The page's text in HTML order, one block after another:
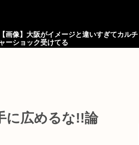
【画像】大阪がイメージと違いすぎてカルチ
ャーショック受けてる
に広めるな!!論